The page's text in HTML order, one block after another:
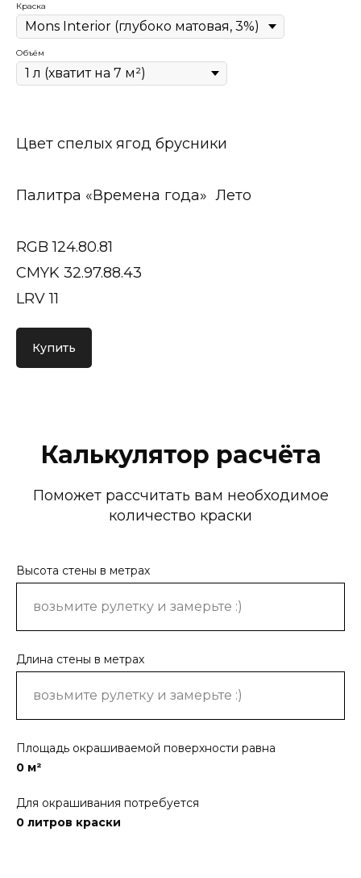
Краска
Объём
Цвет спелых ягод брусники
Палитра «Времена года» Лето
RGB 124.80.81
CMYK 32.97.88.43
LRV 11
Купить
Калькулятор расчёта
Поможет рассчитать вам необходимое
количество краски
Высота стены в метрах
Длина стены в метрах
Площадь окрашиваемой поверхности равна
0 м²
Для окрашивания потребуется
0 литров краски